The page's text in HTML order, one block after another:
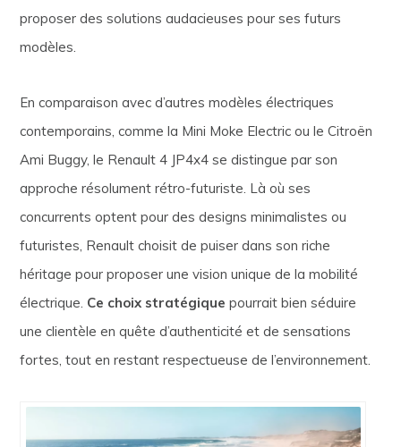
proposer des solutions audacieuses pour ses futurs
modèles.
En comparaison avec d’autres modèles électriques
contemporains, comme la Mini Moke Electric ou le Citroën
Ami Buggy, le Renault 4 JP4x4 se distingue par son
approche résolument rétro-futuriste. Là où ses
concurrents optent pour des designs minimalistes ou
futuristes, Renault choisit de puiser dans son riche
héritage pour proposer une vision unique de la mobilité
électrique. Ce choix stratégique pourrait bien séduire
une clientèle en quête d’authenticité et de sensations
fortes, tout en restant respectueuse de l’environnement.